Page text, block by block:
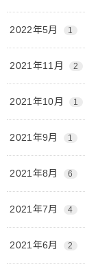
2022年5月 1
2021年11月 2
2021年10月 1
2021年9月 1
2021年8月 6
2021年7月 4
2021年6月 2